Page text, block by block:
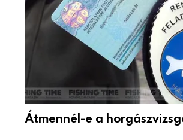
Átmennél-e a